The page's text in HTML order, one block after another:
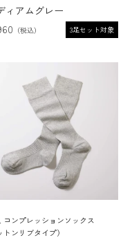
ィアムグレー
価格
3足セット対象
ションを選択
コンプレッションソックス
トンリブタイプ）